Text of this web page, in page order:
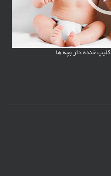
کلیپ خنده دار بچه ها